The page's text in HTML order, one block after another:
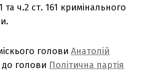
ч.2 ст. 161 кримінального
головиАнатолій
до голови Політична партія